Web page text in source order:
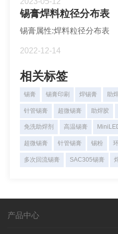
喷淋清洗等。
锡膏焊料粒径分布表
锡膏属性:焊料粒径分布表
2022-12-14
相关标签
锡膏 锡膏印刷 焊锡膏 助
针管锡膏 超微锡膏 助焊胶
免洗助焊剂 高温锡膏
超微锡膏 针管锡膏 锡粉
多次回流锡膏 SAC305锡膏
产品中心